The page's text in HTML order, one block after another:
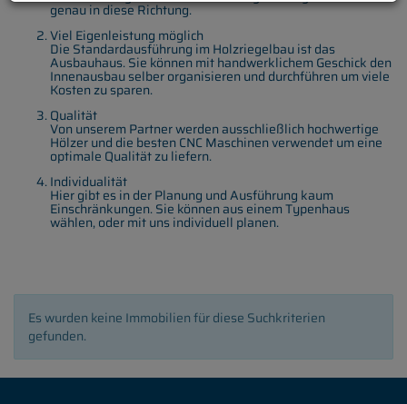
genau in diese Richtung.
Viel Eigenleistung möglich
Die Standardausführung im Holzriegelbau ist das
Ausbauhaus. Sie können mit handwerklichem Geschick den
Innenausbau selber organisieren und durchführen um viele
Kosten zu sparen.
Qualität
Von unserem Partner werden ausschließlich hochwertige
Hölzer und die besten CNC Maschinen verwendet um eine
optimale Qualität zu liefern.
Individualität
Hier gibt es in der Planung und Ausführung kaum
Einschränkungen. Sie können aus einem Typenhaus
wählen, oder mit uns individuell planen.
Es wurden keine Immobilien für diese Suchkriterien
gefunden.